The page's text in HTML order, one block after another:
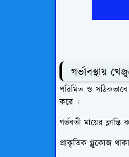
গর্ভাবস্থায়
পরিমিত ও
করে ।
গর্ভবতী মায়ের
প্রাকৃতিক গ্লুকোজ